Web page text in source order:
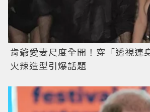
肯爺愛妻尺度全開！穿「透視連
火辣造型引爆話題